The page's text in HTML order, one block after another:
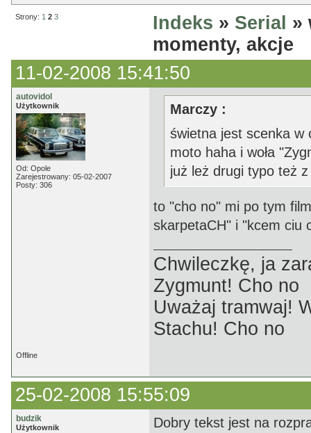
Strony: 1 2 3 Indeks » Serial »
momenty, akcje
11-02-2008 15:41:50
autovidol
Użytkownik
Od: Opole
Zarejestrowany: 05-02-2007
Posty: 306
Marczy :
świetna jest scenka w
moto haha i woła
już leż drugi typo też
to "cho no" mi po tym
skarpetaCH" i "kcem ciu
Chwileczkę, ja
Zygmunt! Cho no
Uważaj tramwaj!
Stachu! Cho no
Offline
25-02-2008 15:55:09
budzik
Użytkownik
Dobry tekst jest na